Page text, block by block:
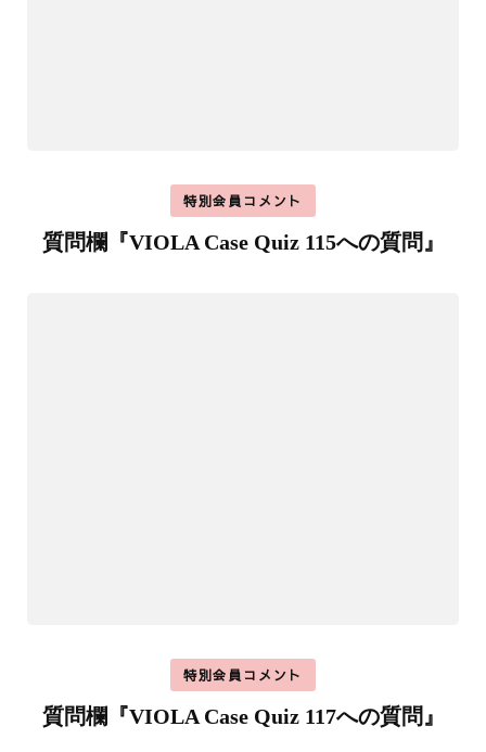
特別会員コメント
質問欄『VIOLA Case Quiz 115への質問』
特別会員コメント
質問欄『VIOLA Case Quiz 117への質問』